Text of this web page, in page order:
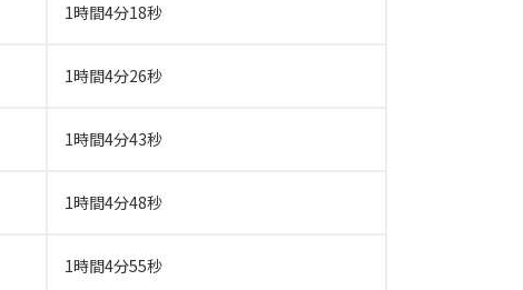
1時間4分18秒
1時間4分26秒
1時間4分43秒
1時間4分48秒
1時間4分55秒